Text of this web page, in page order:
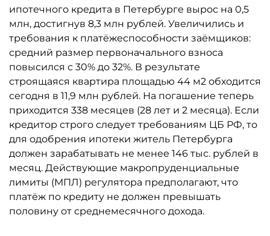
ипотечного кредита в Петербурге вырос на 0,5
млн, достигнув 8,3 млн рублей. Увеличились и
требования к платёжеспособности заёмщиков:
средний размер первоначального взноса
повысился с 30% до 32%. В результате
строящаяся квартира площадью 44 м2 обходится
сегодня в 11,9 млн рублей. На погашение теперь
приходится 338 месяцев (28 лет и 2 месяца). Если
кредитор строго следует требованиям ЦБ РФ, то
для одобрения ипотеки житель Петербурга
должен зарабатывать не менее 146 тыс. рублей в
месяц. Действующие макропруденциальные
лимиты (МПЛ) регулятора предполагают, что
платёж по кредиту не должен превышать
половину от среднемесячного дохода.